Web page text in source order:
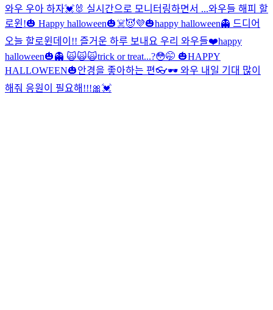
와우 우아 하자💓🐰 실시간으로 모니터링하면서 ...와우들 해피 할
로윈!🎃 Happy halloween🎃☠️😈💜🎃happy halloween👻 드디어
오늘 할로윈데이!! 즐거운 하루 보내요 우리 와우들❤️happy
halloween🎃👻 🙀🙀🙀trick or treat...?😳🤭 🎃HAPPY
HALLOWEEN🎃안경을 좋아하는 편👓🕶 와우 내일 기대 많이
해줘 응원이 필요해!!!🎀💓